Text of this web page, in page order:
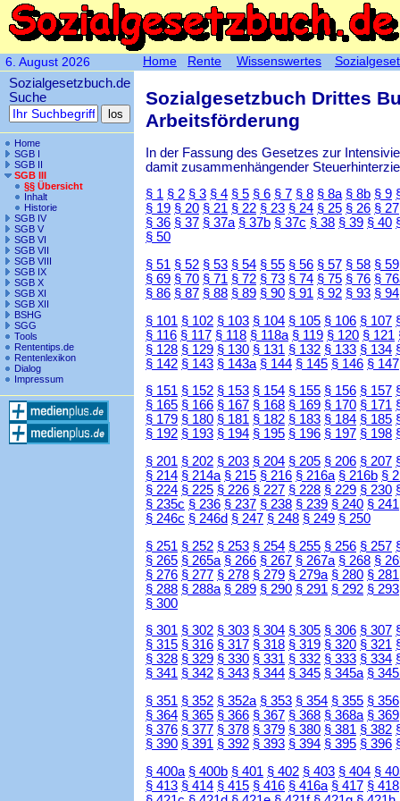
6. August 2026
Sozialgesetzbuch.de
Suche
Home
SGB I
SGB II
SGB III
§§ Übersicht
Inhalt
Historie
SGB IV
SGB V
SGB VI
SGB VII
SGB VIII
SGB IX
SGB X
SGB XI
SGB XII
BSHG
SGG
Tools
Rententips.de
Rentenlexikon
Dialog
Impressum
Sozialgesetzbuch Drittes
Arbeitsförderung
In der Fassung des Gesetzes zur
damit zusammenhängender
§ 1 § 2 § 3 § 4 § 5 § 6 § 7 § 8 § 8a § 8b § 9
§ 19 § 20 § 21 § 22 § 23 § 24 § 25 § 26 § 27
§ 36 § 37 § 37a § 37b § 37c § 38 § 39 § 40
§ 50
§ 51 § 52 § 53 § 54 § 55 § 56 § 57 § 58 § 59
§ 69 § 70 § 71 § 72 § 73 § 74 § 75 § 76 §
§ 86 § 87 § 88 § 89 § 90 § 91 § 92 § 93 § 94
§ 101 § 102 § 103 § 104 § 105 § 106 § 107
§ 116 § 117 § 118 § 118a § 119 § 120 § 121
§ 128 § 129 § 130 § 131 § 132 § 133 § 134
§ 142 § 143 § 143a § 144 § 145 § 146 § 147
§ 151 § 152 § 153 § 154 § 155 § 156 § 157
§ 165 § 166 § 167 § 168 § 169 § 170 § 171
§ 179 § 180 § 181 § 182 § 183 § 184 § 185
§ 192 § 193 § 194 § 195 § 196 § 197 § 198
§ 201 § 202 § 203 § 204 § 205 § 206 § 207
§ 214 § 214a § 215 § 216 § 216a § 216b §
§ 224 § 225 § 226 § 227 § 228 § 229 § 230
§ 235c § 236 § 237 § 238 § 239 § 240 § 241
§ 246c § 246d § 247 § 248 § 249 § 250
§ 251 § 252 § 253 § 254 § 255 § 256 § 257
§ 265 § 265a § 266 § 267 § 267a § 268 §
§ 276 § 277 § 278 § 279 § 279a § 280 § 281
§ 288 § 288a § 289 § 290 § 291 § 292 § 293
§ 300
§ 301 § 302 § 303 § 304 § 305 § 306 § 307
§ 315 § 316 § 317 § 318 § 319 § 320 § 321
§ 328 § 329 § 330 § 331 § 332 § 333 § 334
§ 341 § 342 § 343 § 344 § 345 § 345a §
§ 351 § 352 § 352a § 353 § 354 § 355 § 356
§ 364 § 365 § 366 § 367 § 368 § 368a § 369
§ 376 § 377 § 378 § 379 § 380 § 381 § 382
§ 390 § 391 § 392 § 393 § 394 § 395 § 396
§ 400a § 400b § 401 § 402 § 403 § 404 §
§ 413 § 414 § 415 § 416 § 416a § 417 § 418
Home Rente Wissenswertes